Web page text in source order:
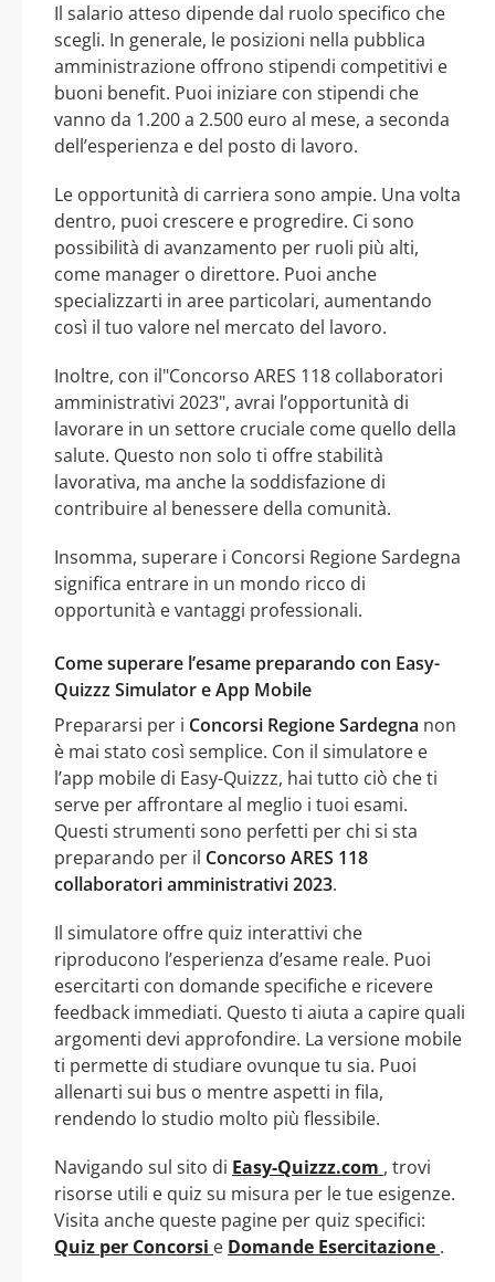
Il salario atteso dipende dal ruolo specifico che
scegli. In generale, le posizioni nella pubblica
amministrazione offrono stipendi competitivi e
buoni benefit. Puoi iniziare con stipendi che
vanno da 1.200 a 2.500 euro al mese, a seconda
dell’esperienza e del posto di lavoro.
Le opportunità di carriera sono ampie. Una volta
dentro, puoi crescere e progredire. Ci sono
possibilità di avanzamento per ruoli più alti,
come manager o direttore. Puoi anche
specializzarti in aree particolari, aumentando
così il tuo valore nel mercato del lavoro.
Inoltre, con il"Concorso ARES 118 collaboratori
amministrativi 2023", avrai l’opportunità di
lavorare in un settore cruciale come quello della
salute. Questo non solo ti offre stabilità
lavorativa, ma anche la soddisfazione di
contribuire al benessere della comunità.
Insomma, superare i Concorsi Regione Sardegna
significa entrare in un mondo ricco di
opportunità e vantaggi professionali.
Come superare l’esame preparando con Easy-
Quizzz Simulator e App Mobile
Prepararsi per i Concorsi Regione Sardegna non
è mai stato così semplice. Con il simulatore e
l’app mobile di Easy-Quizzz, hai tutto ciò che ti
serve per affrontare al meglio i tuoi esami.
Questi strumenti sono perfetti per chi si sta
preparando per il Concorso ARES 118
collaboratori amministrativi 2023.
Il simulatore offre quiz interattivi che
riproducono l’esperienza d’esame reale. Puoi
esercitarti con domande specifiche e ricevere
feedback immediati. Questo ti aiuta a capire quali
argomenti devi approfondire. La versione mobile
ti permette di studiare ovunque tu sia. Puoi
allenarti sui bus o mentre aspetti in fila,
rendendo lo studio molto più flessibile.
Navigando sul sito di Easy-Quizzz.com , trovi
risorse utili e quiz su misura per le tue esigenze.
Visita anche queste pagine per quiz specifici:
Quiz per Concorsi e Domande Esercitazione .